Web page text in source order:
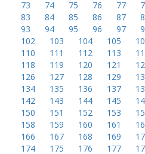
73
74 75 76 77
83
84 85 86 87
93
94 95 96 97
102
103 104 105
110
111 112 113
118
119 120 121
126
127 128 129
134
135 136 137
142
143 144 145
150
151 152 153
158
159 160 161
166
167 168 169
174
175 176 177